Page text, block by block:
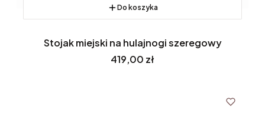
Do koszyka
Stojak miejski na hulajnogi szeregowy
Cena
419,00 zł